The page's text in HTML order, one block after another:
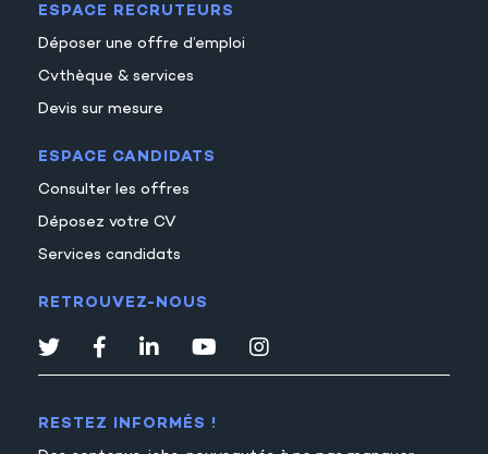
ESPACE RECRUTEURS
Déposer une offre d’emploi
Cvthèque & services
Devis sur mesure
ESPACE CANDIDATS
Consulter les offres
Déposez votre CV
Services candidats
RETROUVEZ-NOUS
RESTEZ INFORMÉS !